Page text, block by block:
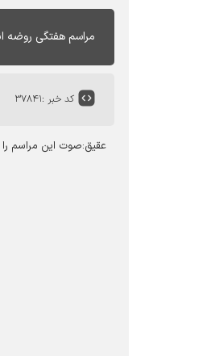
مراسم هفتگی روضه
کد خبر :۳۷۸۴۱
عقیق:صوت این مراسم را